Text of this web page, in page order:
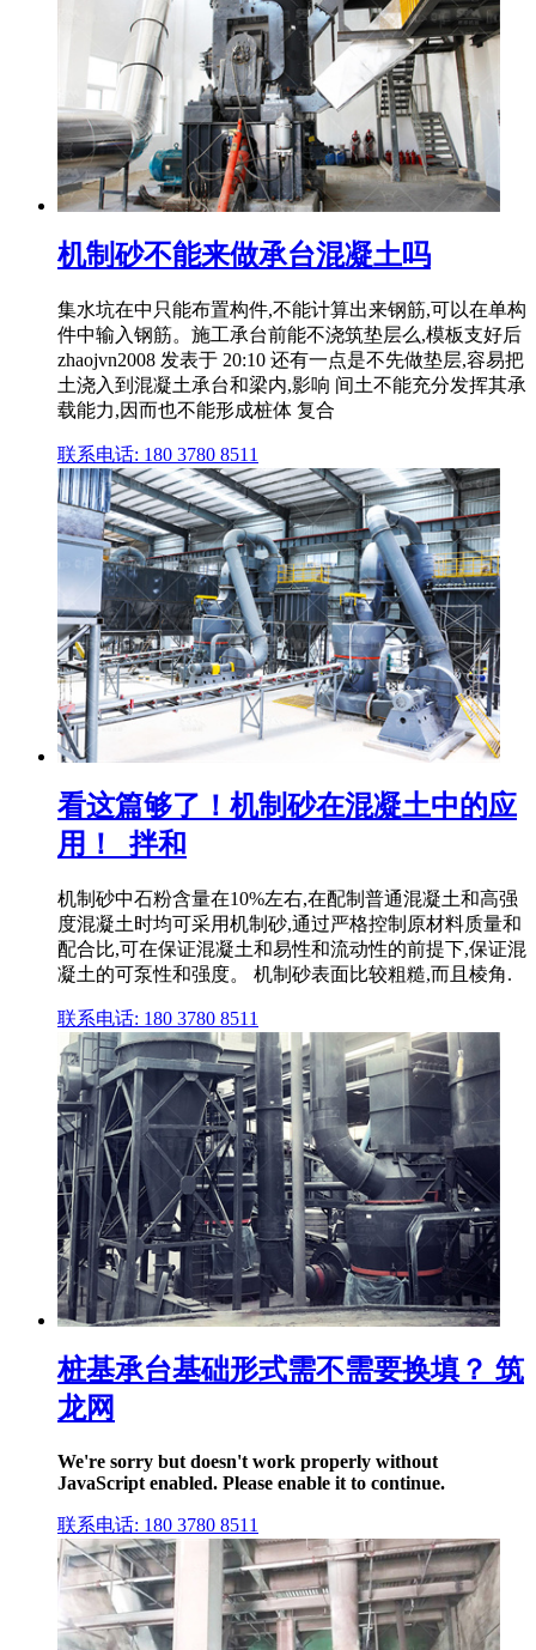
机制砂不能来做承台混凝土吗
集水坑在中只能布置构件,不能计算出来钢筋,可以在单构
件中输入钢筋。施工承台前能不浇筑垫层么,模板支好后
zhaojvn2008 发表于 20:10 还有一点是不先做垫层,容易把
土浇入到混凝土承台和梁内,影响 间土不能充分发挥其承
载能力,因而也不能形成桩体 复合
联系电话: 180 3780 8511
看这篇够了！机制砂在混凝土中的应
用！_拌和
机制砂中石粉含量在10%左右,在配制普通混凝土和高强
度混凝土时均可采用机制砂,通过严格控制原材料质量和
配合比,可在保证混凝土和易性和流动性的前提下,保证混
凝土的可泵性和强度。 机制砂表面比较粗糙,而且棱角.
联系电话: 180 3780 8511
桩基承台基础形式需不需要换填？ 筑
龙网
We're sorry but doesn't work properly without
JavaScript enabled. Please enable it to continue.
联系电话: 180 3780 8511